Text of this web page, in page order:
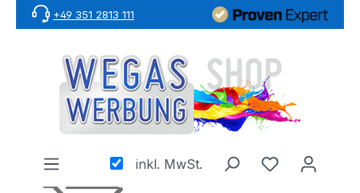
Zum Hauptinhalt springen
+49 351 2813 111
inkl. MwSt.